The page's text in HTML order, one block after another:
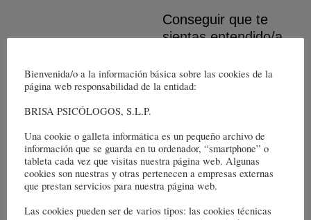
Conseguir que te
sientas entendido/a,
objetivo vital, que
superes los desafíos
más feliz que antes
de comenzar en
terapia, hace que
tenga sentido, una
profesión tan
Bienvenida/o a la información básica sobre las cookies de la
página web responsabilidad de la entidad:
BRISA PSICÓLOGOS, S.L.P.
Una cookie o galleta informática es un pequeño archivo de
información que se guarda en tu ordenador, “smartphone” o
tableta cada vez que visitas nuestra página web. Algunas
cookies son nuestras y otras pertenecen a empresas externas
que prestan servicios para nuestra página web.
Las cookies pueden ser de varios tipos: las cookies técnicas